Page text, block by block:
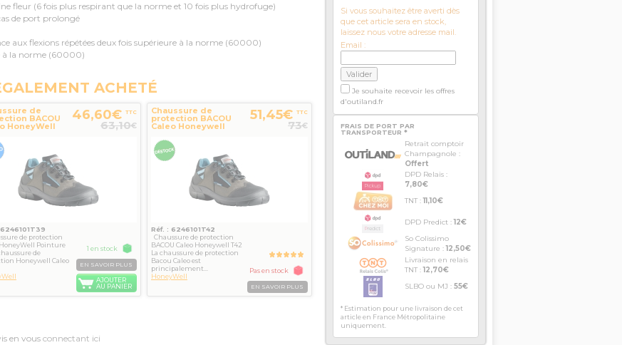
Si vous souhaitez être averti dès
que cet article sera en stock,
laissez nous votre adresse mail.
Email :
Je souhaite recevoir les offres
d'outiland.fr
FRAIS DE PORT PAR
TRANSPORTEUR *
Retrait comptoir
Champagnole :
Offert
DPD Relais :
7,80€
TNT :11,10€
DPD Predict :12€
So Colissimo
Signature :12,50€
Livraison en relais
TNT :12,70€
SLBO ou MJ : 55€
* Estimation pour une livraison de cet
article en France Métropolitaine
uniquement.
fleur (6 fois plus respirant que la norme et 10 fois plus hydrofuge)
de port prolongé
aux flexions répétées deux fois supérieure à la norme (60000)
à la norme (60000)
ACHETÉ
de
BACOU
HoneyWell
39
46,60€ TTC
63,10€
de protection
Pointure
de
Honeywell Caleo
1 en stock
EN SAVOIR PLUS
AJOUTER
AU PANIER
Chaussure de
protection BACOU
Caleo Honeywell
51,45€ TTC
73€
Réf. : 6246101T42
Chaussure de protection
BACOU Caleo Honeywell T42
La chaussure de protection
Bacou Caleo est
principalement...
HoneyWell
Pas en stock
EN SAVOIR PLUS
en vous connectant ici